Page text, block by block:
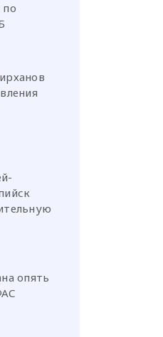
по
опять